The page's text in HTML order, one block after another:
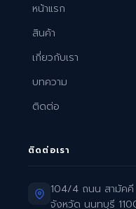
หน้าแรก
สินค้า
เกี่ยวกับเรา
บทความ
ติดต่อ
ติดต่อเรา
104/4 ถนน สามัคคี
จังหวัด นนทบุรี